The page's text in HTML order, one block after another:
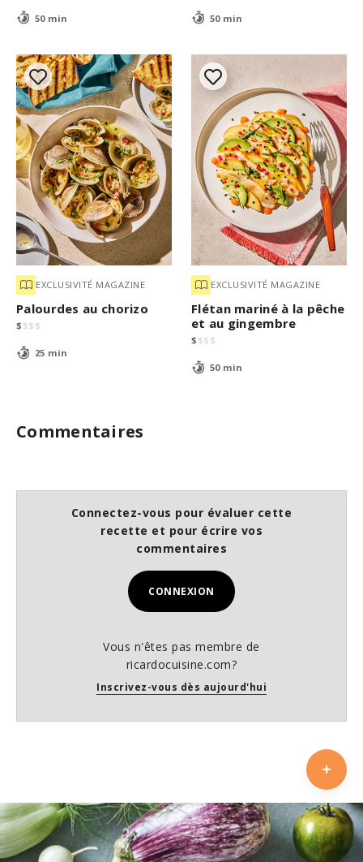
50 min 50 min
EXCLUSIVITÉ MAGAZINE
Palourdes au chorizo
$ $$ $
25 min
EXCLUSIVITÉ MAGAZINE
Flétan mariné à la pêche
et au gingembre
$ $$ $
50 min
Commentaires
Connectez-vous pour évaluer cette
recette et pour écrire vos
commentaires
CONNEXION
Vous n'êtes pas membre de
ricardocuisine.com?
Inscrivez-vous dès aujourd'hui